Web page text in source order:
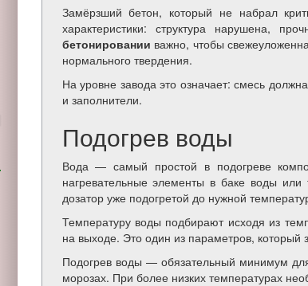
Замёрзший бетон, который не набрал
характеристики: структура нарушена,
бетонировании важно, чтобы
нормального твердения.
На уровне завода это означает: смесь
и заполнители.
Подогрев воды
Вода — самый простой в подогреве
нагревательные элементы в баке воды
дозатор уже подогретой до нужной
Температуру воды подбирают исходя из
на выходе. Это один из параметров, который
Подогрев воды — обязательный минимум
морозах. При более низких температурах